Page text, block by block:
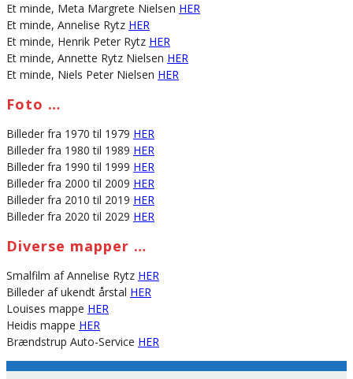
Et minde, Meta Margrete Nielsen HER
Et minde, Annelise Rytz HER
Et minde, Henrik Peter Rytz HER
Et minde, Annette Rytz Nielsen HER
Et minde, Niels Peter Nielsen HER
Foto …
Billeder fra 1970 til 1979 HER
Billeder fra 1980 til 1989 HER
Billeder fra 1990 til 1999 HER
Billeder fra 2000 til 2009 HER
Billeder fra 2010 til 2019 HER
Billeder fra 2020 til 2029 HER
Diverse mapper …
Smalfilm af Annelise Rytz HER
Billeder af ukendt årstal HER
Louises mappe HER
Heidis mappe HER
Brændstrup Auto-Service HER